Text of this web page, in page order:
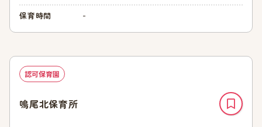
保育時間 -
認可保育園
鳴尾北保育所